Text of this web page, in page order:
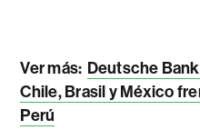
Ver más: Deutsche
Chile, Brasil y México
Perú